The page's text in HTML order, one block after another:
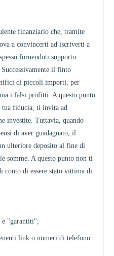
finanziario che, tramite
a convincerti ad iscriverti a
fornendoti supporto
il finto
di piccoli importi, per
i falsi profitti. A questo punto
fiducia, ti invita ad
investite. Tuttavia, quando
di aver guadagnato, il
ulteriore deposito al fine di
somme. A questo punto non ti
conto di essere stato vittima di
"garantiti";
link o numeri di telefono